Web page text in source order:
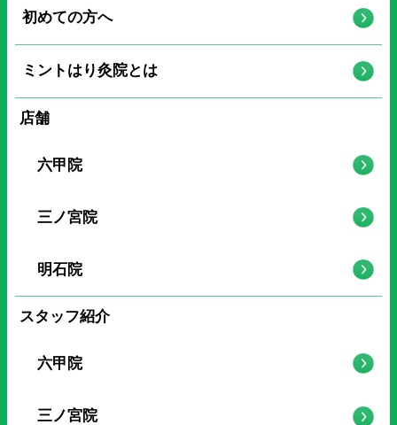
初めての方へ
ミントはり灸院とは
店舗
六甲院
三ノ宮院
明石院
スタッフ紹介
六甲院
三ノ宮院